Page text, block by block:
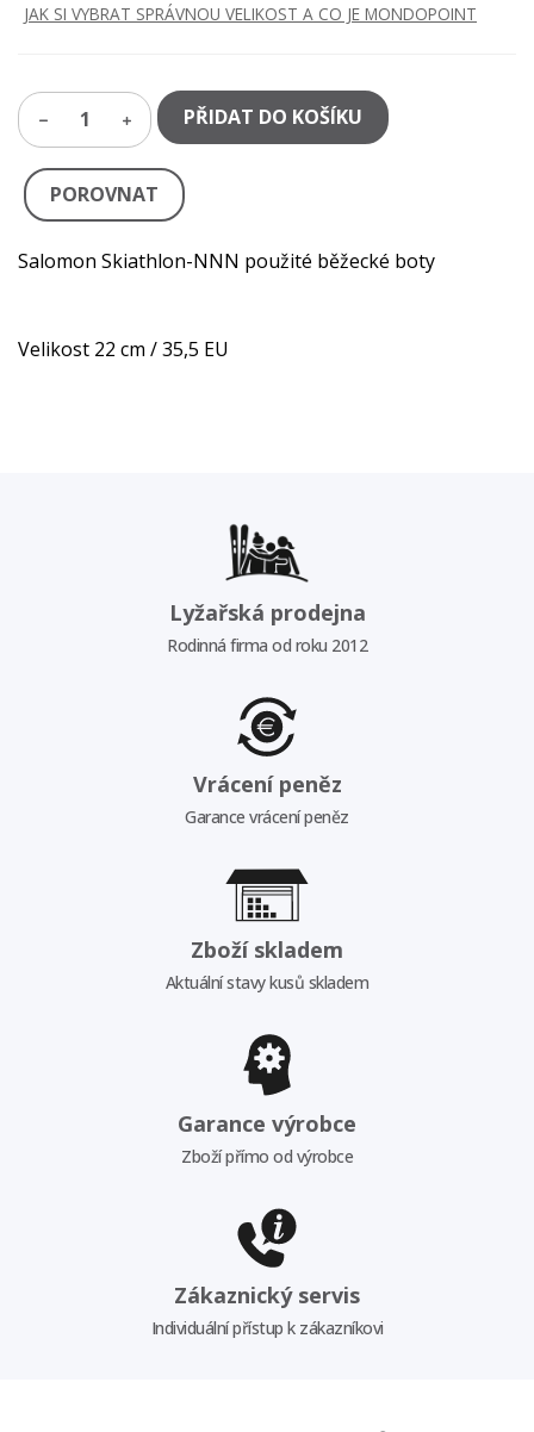
JAK SI VYBRAT SPRÁVNOU VELIKOST A CO JE MONDOPOINT
1 PŘIDAT DO KOŠÍKU
POROVNAT
Salomon Skiathlon-NNN použité běžecké boty
Velikost 22 cm / 35,5 EU
Lyžařská prodejna
Rodinná firma od roku 2012
Vrácení peněz
Garance vrácení peněz
Zboží skladem
Aktuální stavy kusů skladem
Garance výrobce
Zboží přímo od výrobce
Zákaznický servis
Individuální přístup k zákazníkovi